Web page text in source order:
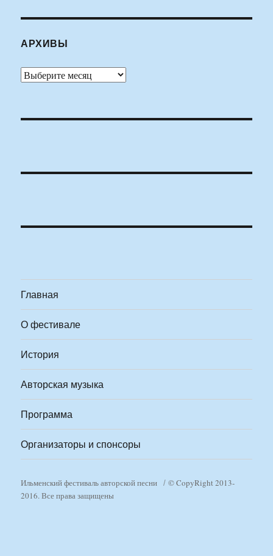
АРХИВЫ
Архивы
Главная
О фестивале
История
Авторская музыка
Программа
Организаторы и спонсоры
Ильменский фестиваль авторской песни
© CopyRight 2013-
2016. Все права защищены